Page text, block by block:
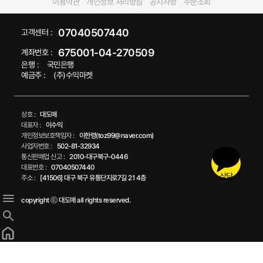
상담
고객센터 : 07040507440
계좌번호 : 675001-04-270509
은행 :
국민은행
예금주 :
(주)수익마켓
상호 : 대도매
대표자 :
이수익
개인정보보호책임자 :
이한령(toz99@naver.com)
사업자번호 :
502-81-32934
통신판매업 신고 : 2010-대구북구-0446
대표번호 : 07040507440
주소 :
[41506] 대구 북구 유통단지로7길 21 4층
copyright ⓒ 대도매 all rights reserved.